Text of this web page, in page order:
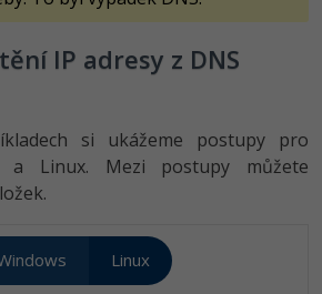
IP adresy z DNS
si ukážeme postupy pro
a Linux. Mezi postupy můžete
Linux